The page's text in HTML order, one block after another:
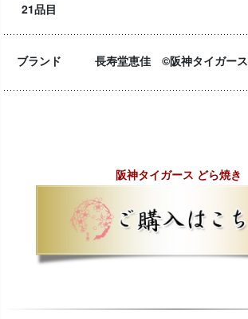
21品目
ブランド 長寿堂恵佳 ©阪神タイガース
阪神タイガース どら焼き